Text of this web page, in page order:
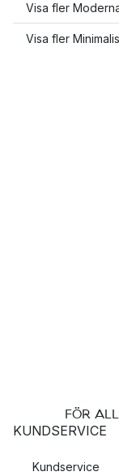
Visa fler
Visa fler
FÖR
KUNDSERVICE
Kundservice